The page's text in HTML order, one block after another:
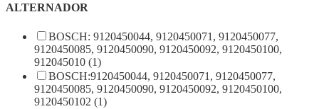
ALTERNADOR
BOSCH: 9120450044, 9120450071, 9120450077,
9120450085, 9120450090, 9120450092, 9120450100,
912045010 (1)
BOSCH:9120450044, 9120450071, 9120450077,
9120450085, 9120450090, 9120450092, 9120450100,
9120450102 (1)